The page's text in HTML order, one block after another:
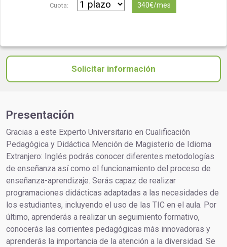
Cuota: 340€/mes
Solicitar información
Presentación
Gracias a este Experto Universitario en Cualificación
Pedagógica y Didáctica Mención de Magisterio de Idioma
Extranjero: Inglés podrás conocer diferentes metodologías
de enseñanza así como el funcionamiento del proceso de
enseñanza-aprendizaje. Serás capaz de realizar
programaciones didácticas adaptadas a las necesidades de
los estudiantes, incluyendo el uso de las TIC en el aula. Por
último, aprenderás a realizar un seguimiento formativo,
conocerás las corrientes pedagógicas más innovadoras y
aprenderás la importancia de la atención a la diversidad. Se